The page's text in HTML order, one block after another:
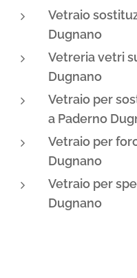
Vetraio
Dugnano
Vetreria vetri
Dugnano
Vetraio per
a Paderno
Vetraio per
Dugnano
Vetraio per
Dugnano